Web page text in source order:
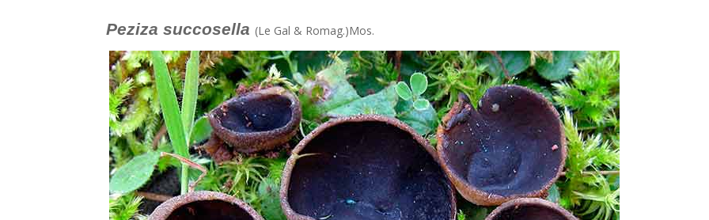
Peziza succosella (Le Gal & Romag.)Mos.